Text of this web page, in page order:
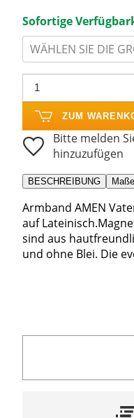
Sofortige
WÄHLEN SIE DIE
ZUM
Bitte melden
hinzuzufügen
BESCHREIBUNG Maße
Armband AMEN
auf
sind aus
und ohne Blei. Die